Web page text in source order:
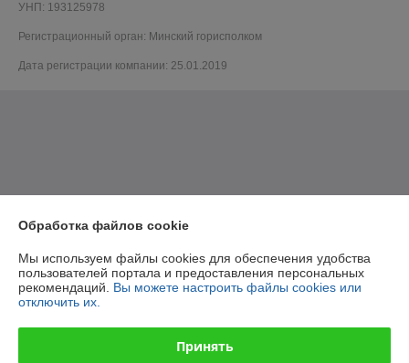
УНП: 193125978
Регистрационный орган: Минский горисполком
Дата регистрации компании: 25.01.2019
Обработка файлов cookie
Мы используем файлы cookies для обеспечения удобства
пользователей портала и предоставления персональных
рекомендаций. Вы можете настроить файлы cookies или
отключить их.
Принять